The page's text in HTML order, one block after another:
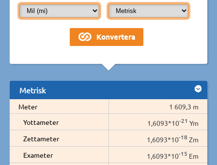
Metrisk
Meter
1 609,3 m
Yottameter
1,6093*10-21 Ym
Zettameter
1,6093*10-18 Zm
Exameter
1,6093*10-15 Em